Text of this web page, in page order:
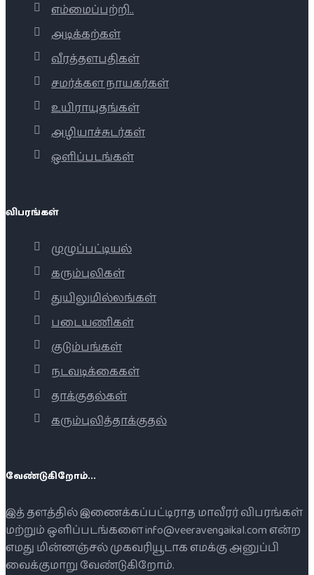
எம்மைப்பற்றி..
அடிக்கற்கள்
வீரத்தளபதிகள்
சமர்க்கள நாயகர்கள்
உயிராயுதங்கள்
அழியாச்சுடர்கள்
ஒளிப்படங்கள்
விபரங்கள்
முழுப்பட்டியல்
கரும்புலிகள்
துயிலுமில்லங்கள்
படையணிகள்
குடும்பங்கள்
நடவடிக்கைகள்
தாக்குதல்கள்
கரும்புலித்தாக்குதல்
வேண்டுகிறோம்...
இத் தளத்தில் இணைக்கப்பட்டிராத மாவீரர் விபரங்கள்
மற்றும் ஒளிப்படங்களை info@veeravengaikal.com என்ற
எமது மின்னஞ்சல் முகவரியூடாக எமக்கு அனுப்பி
வைக்குமாறு வேண்டுகிறோம்.